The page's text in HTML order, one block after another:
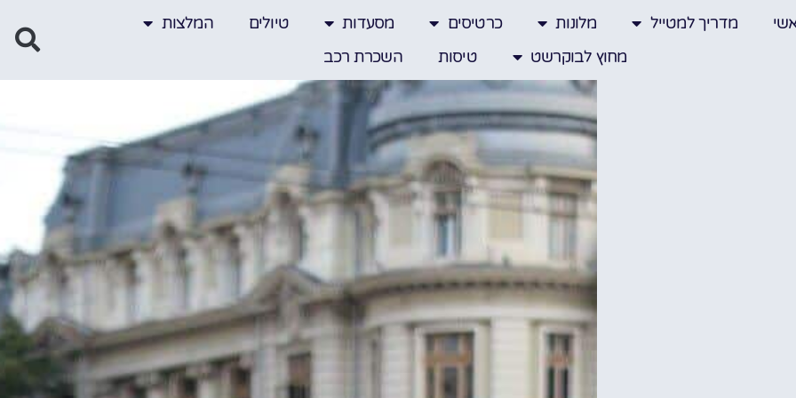
מדריך למטייל מלונות כרטיסים מסעדות טיולים
המלצות
מחוץ לבוקרשט
טיסות השכרת רכב